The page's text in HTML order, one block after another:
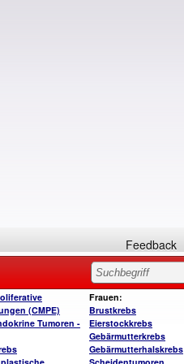
Feedback
(CMPE)
Tumoren -
Frauen:
Brustkrebs
Eierstockkrebs
Gebärmutterkrebs
Gebärmutterhalskrebs